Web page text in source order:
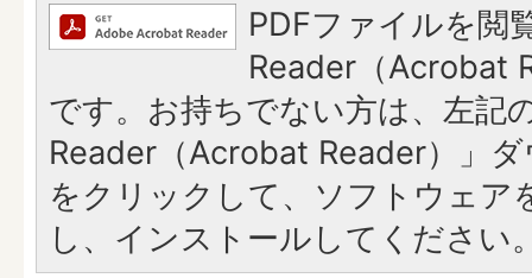
PDFファイルを閲
Reader（Acrobat
です。お持ちでない方は、左記
Reader（Acrobat Reader）」
をクリックして、ソフトウェア
し、インストールしてください